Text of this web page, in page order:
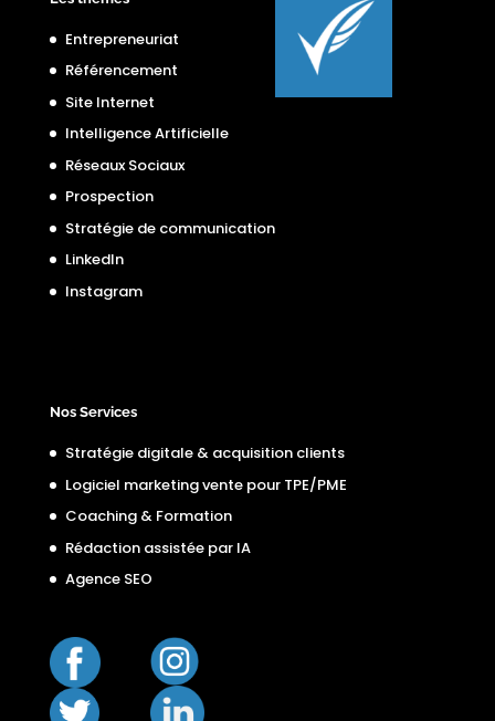
Entrepreneuriat
Référencement
Site Internet
Intelligence Artificielle
Réseaux Sociaux
Prospection
Stratégie de communication
LinkedIn
Instagram
Nos Services
Stratégie digitale & acquisition clients
Logiciel marketing vente pour TPE/PME
Coaching & Formation
Rédaction assistée par IA
Agence SEO